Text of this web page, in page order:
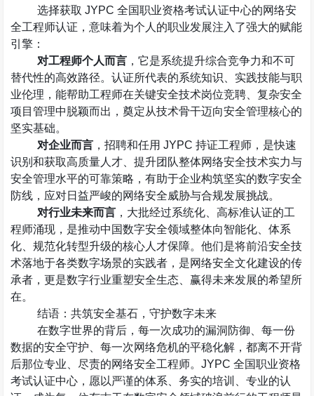
选择获取 JYPC 全国职业资格考试认证中心的网络安
全工程师认证，意味着为个人的职业发展注入了强大的赋能
引擎：
对工程师个人而言，它是系统提升综合竞争力和不可
替代性的高效路径。认证所代表的系统知识、实践技能与职
业伦理，能帮助工程师在关键安全技术岗位竞聘、复杂安全
项目管理中脱颖而出，奠定从技术骨干迈向安全管理核心的
坚实基础。
对企业而言，招聘和任用 JYPC 持证工程师，是快速
识别和获取高质量人才、提升团队整体网络安全技术实力与
安全管理水平的可靠策略，有助于企业构筑坚实的数字安全
防线，应对日益严峻的网络安全威胁与合规发展挑战。
对行业未来而言，大批经过系统化、高标准认证的工
程师涌现，是推动中国数字安全领域整体向智能化、体系
化、规范化转型升级的核心人才保障。他们是将前沿安全技
术落地于各类数字场景的实践者，是网络安全文化建设的传
承者，更是数字行业重塑安全生态、赢得未来发展的希望所
在。
结语：共筑安全基石，守护数字未来
在数字世界的背后，每一次成功的漏洞防御、每一份
数据的安全守护、每一次网络危机的平稳化解，都离不开背
后那位专业、尽责的网络安全工程师。JYPC全国职业资格
考试认证中心，愿以严谨的体系、务实的培训、专业的认